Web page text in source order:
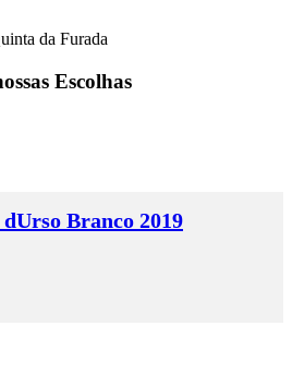
da Furada
Escolhas
Branco 2019